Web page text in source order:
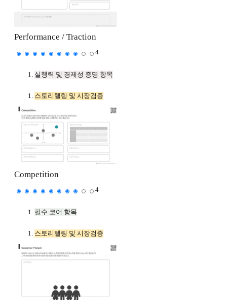
Performance / Traction
4
실행력 및 경제성 증명 항목
스토리텔링 및 시장검증
Competition
4
필수 코어 항목
스토리텔링 및 시장검증